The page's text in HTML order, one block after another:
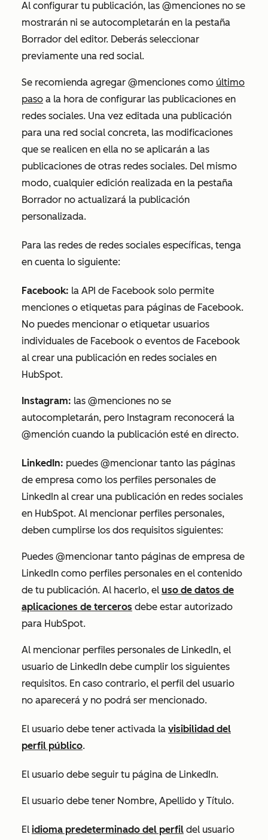
Al configurar tu publicación, las @menciones no se
mostrarán ni se autocompletarán en la pestaña
Borrador del editor. Deberás seleccionar
previamente una red social.
Se recomienda agregar @menciones como último
paso a la hora de configurar las publicaciones en
redes sociales. Una vez editada una publicación
para una red social concreta, las modificaciones
que se realicen en ella no se aplicarán a las
publicaciones de otras redes sociales. Del mismo
modo, cualquier edición realizada en la pestaña
Borrador no actualizará la publicación
personalizada.
Para las redes de redes sociales específicas, tenga
en cuenta lo siguiente:
Facebook: la API de Facebook solo permite
menciones o etiquetas para páginas de Facebook.
No puedes mencionar o etiquetar usuarios
individuales de Facebook o eventos de Facebook
al crear una publicación en redes sociales en
HubSpot.
Instagram: las @menciones no se
autocompletarán, pero Instagram reconocerá la
@mención cuando la publicación esté en directo.
LinkedIn: puedes @mencionar tanto las páginas
de empresa como los perfiles personales de
LinkedIn al crear una publicación en redes sociales
en HubSpot. Al mencionar perfiles personales,
deben cumplirse los dos requisitos siguientes:
Puedes @mencionar tanto páginas de empresa de
LinkedIn como perfiles personales en el contenido
de tu publicación. Al hacerlo, el uso de datos de
aplicaciones de terceros debe estar autorizado
para HubSpot.
Al mencionar perfiles personales de LinkedIn, el
usuario de LinkedIn debe cumplir los siguientes
requisitos. En caso contrario, el perfil del usuario
no aparecerá y no podrá ser mencionado.
El usuario debe tener activada la visibilidad del
perfil público.
El usuario debe seguir tu página de LinkedIn.
El usuario debe tener Nombre, Apellido y Título.
El idioma predeterminado del perfil del usuario